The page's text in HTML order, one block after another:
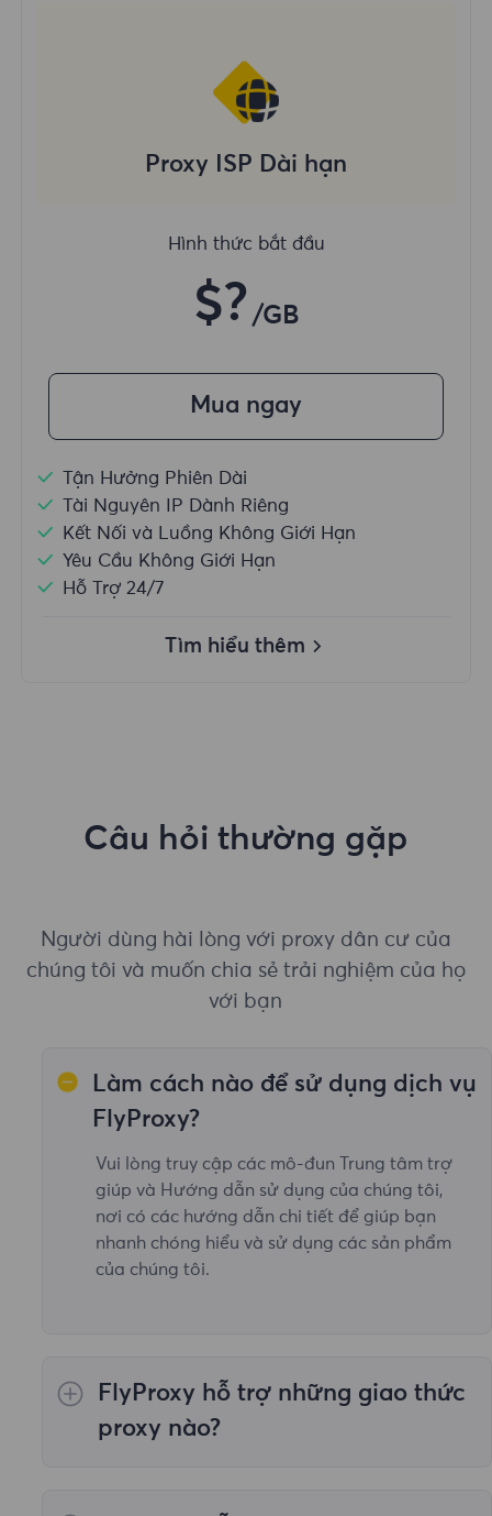
Proxy ISP Dài hạn
Hình thức bắt đầu
$? /GB
Mua ngay
Tận Hưởng Phiên Dài
Tài Nguyên IP Dành Riêng
Kết Nối và Luồng Không Giới Hạn
Yêu Cầu Không Giới Hạn
Hỗ Trợ 24/7
Tìm hiểu thêm
Câu hỏi thường gặp
Người dùng hài lòng với proxy dân cư của
chúng tôi và muốn chia sẻ trải nghiệm của họ
với bạn
Làm cách nào để sử dụng dịch vụ
FlyProxy?
Vui lòng truy cập các mô-đun Trung tâm trợ
giúp và Hướng dẫn sử dụng của chúng tôi,
nơi có các hướng dẫn chi tiết để giúp bạn
nhanh chóng hiểu và sử dụng các sản phẩm
của chúng tôi.
FlyProxy hỗ trợ những giao thức
proxy nào?